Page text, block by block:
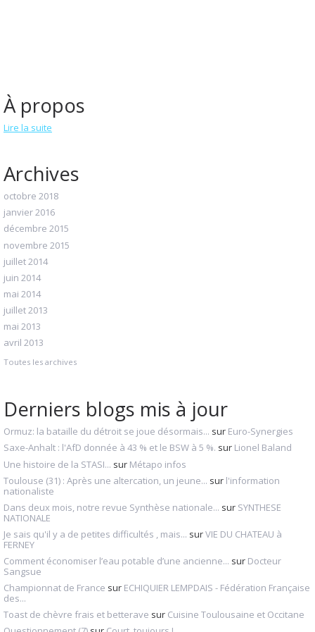
À propos
Lire la suite
Archives
octobre 2018
janvier 2016
décembre 2015
novembre 2015
juillet 2014
juin 2014
mai 2014
juillet 2013
mai 2013
avril 2013
Toutes les archives
Derniers blogs mis à jour
Ormuz: la bataille du détroit se joue désormais... sur Euro-Synergies
Saxe-Anhalt : l'AfD donnée à 43 % et le BSW à 5 %. sur Lionel Baland
Une histoire de la STASI... sur Métapo infos
Toulouse (31) : Après une altercation, un jeune... sur l'information
nationaliste
Dans deux mois, notre revue Synthèse nationale... sur SYNTHESE
NATIONALE
Je sais qu'il y a de petites difficultés , mais... surVIE DU CHATEAU à
FERNEY
Comment économiser l’eau potable d’une ancienne... sur Docteur
Sangsue
Championnat de France sur ECHIQUIER LEMPDAIS - Fédération Française
des...
Toast de chèvre frais et betterave sur Cuisine Toulousaine et Occitane